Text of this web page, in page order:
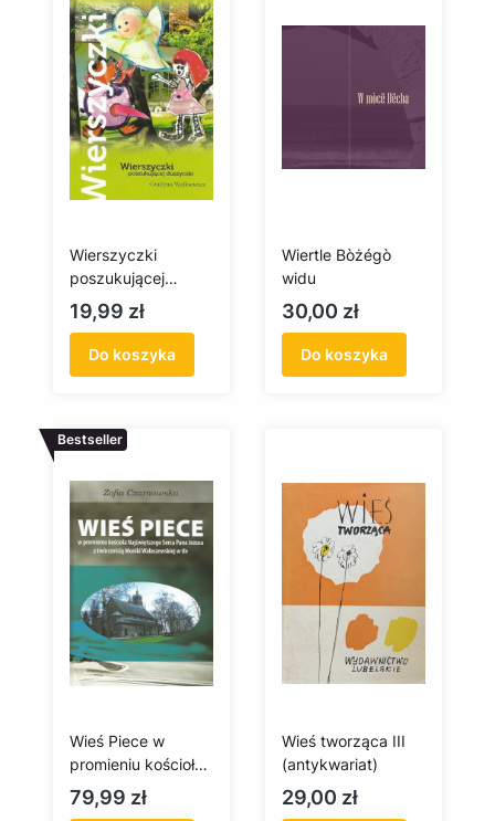
Wierszyczki
poszukującej
duszyczki
Cena
19,99 zł
Do koszyka
Wiertle Bòżégò
widu
Cena
30,00 zł
Do koszyka
Bestseller
Wieś Piece w
promieniu kościoła
Najświętszego
Serca Pana Jezusa
Cena
79,99 zł
Wieś tworząca III
(antykwariat)
Cena
29,00 zł